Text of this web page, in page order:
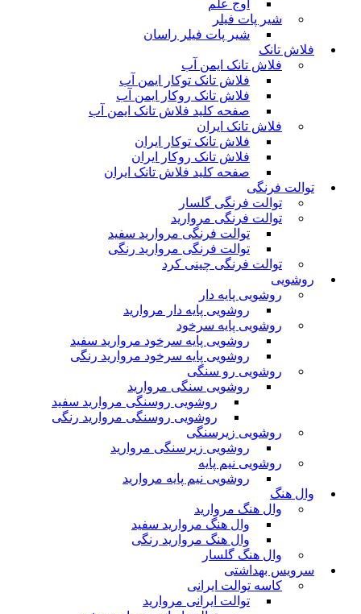
اوج علم
شیر پات فیلر
شیر پات فیلر راسان
فلاش تانک
فلاش تانک ایمن آب
فلاش تانک توکار ایمن آب
فلاش تانک روکار ایمن آب
صفحه کلید فلاش تانک ایمن آب
فلاش تانک ایران
فلاش تانک توکار ایران
فلاش تانک روکار ایران
صفحه کلید فلاش تانک ایران
توالت فرنگی
توالت فرنگی گلسار
توالت فرنگی مروارید
توالت فرنگی مروارید سفید
توالت فرنگی مروارید رنگی
توالت فرنگی چینی کرد
روشویی
روشویی پایه دار
روشویی پایه دار مروارید
روشویی پایه سرخود
روشویی پایه سرخود مروارید سفید
روشویی پایه سرخود مروارید رنگی
روشویی رو سنگی
روشویی سنگی مروارید
روشویی روسنگی مروارید سفید
روشویی روسنگی مروارید رنگی
روشویی زیرسنگی
روشویی زیرسنگی مروارید
روشویی نیم پایه
روشویی نیم پایه مروارید
وال هنگ
وال هنگ مروارید
وال هنگ مروارید سفید
وال هنگ مروارید رنگی
وال هنگ گلسار
سرویس بهداشتی
کاسه توالت ایرانی
توالت ایرانی مروارید